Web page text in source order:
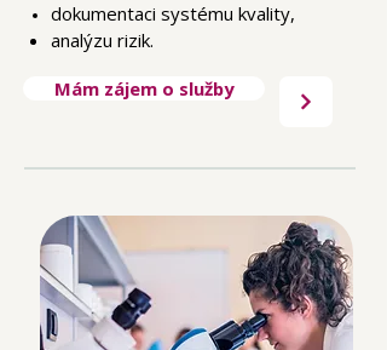
dokumentaci systému kvality,
analýzu rizik.
Mám zájem o služby